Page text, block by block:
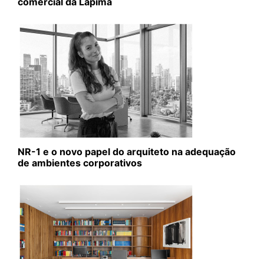
NR-1 e o novo papel do arquiteto na adequação
de ambientes corporativos